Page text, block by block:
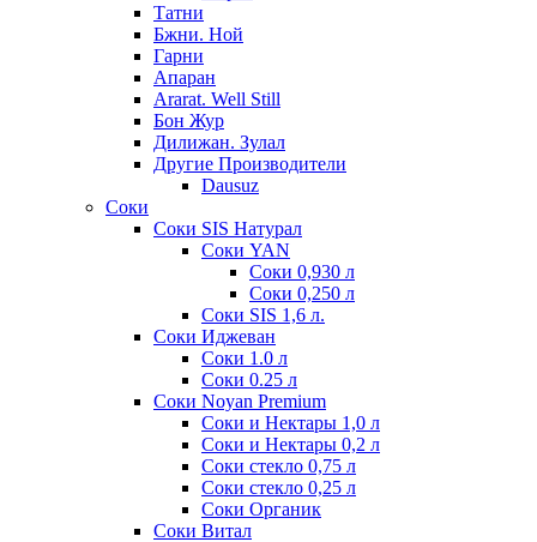
Татни
Бжни. Ной
Гарни
Апаран
Ararat. Well Still
Бон Жур
Дилижан. Зулал
Другие Производители
Dausuz
Соки
Соки SIS Натурал
Соки YAN
Соки 0,930 л
Соки 0,250 л
Соки SIS 1,6 л.
Соки Иджеван
Соки 1.0 л
Соки 0.25 л
Соки Noyan Premium
Соки и Нектары 1,0 л
Соки и Нектары 0,2 л
Соки стекло 0,75 л
Соки стекло 0,25 л
Соки Органик
Соки Витал